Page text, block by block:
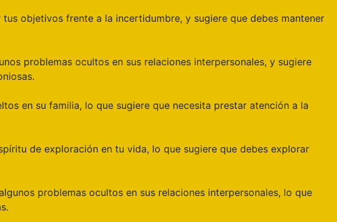
objetivos frente a la incertidumbre, y sugiere que debes mantener
problemas ocultos en sus relaciones interpersonales, y sugiere
en su familia, lo que sugiere que necesita prestar atención a la
de exploración en tu vida, lo que sugiere que debes explorar
problemas ocultos en sus relaciones interpersonales, lo que